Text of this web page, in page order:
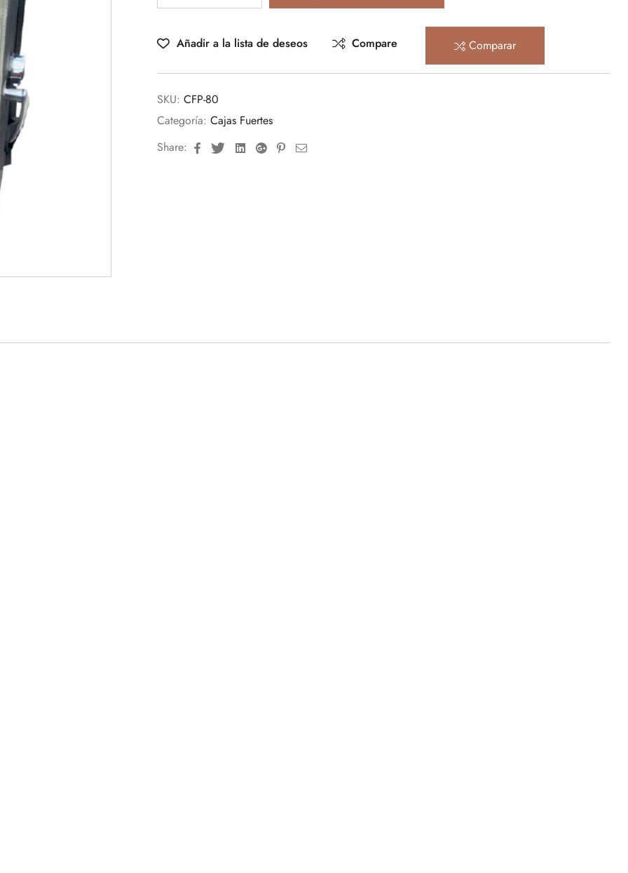
Añadir a la lista de deseos Compare Comparar
SKU: CFP-80
Categoría: Cajas Fuertes
Share:
FacebookTwitterLinkedinGoogle+Pinterest
Email